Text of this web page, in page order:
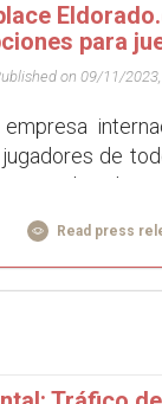
para
on 09/11/
empresa
de
solo al
Modestas
Read press